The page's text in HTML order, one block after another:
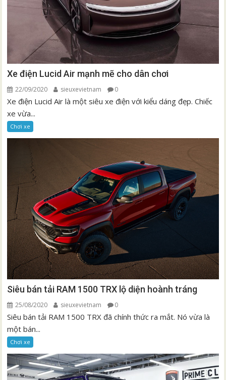
Xe điện Lucid Air mạnh mẽ cho dân chơi
22/09/2020 sieuxevietnam 0
Xe điện Lucid Air là một siêu xe điện với kiểu dáng đẹp. Chiếc
xe vừa...
Chơi xe
Siêu bán tải RAM 1500 TRX lộ diện hoành tráng
25/08/2020 sieuxevietnam 0
Siêu bán tải RAM 1500 TRX đã chính thức ra mắt. Nó vừa là
một bán...
Chơi xe